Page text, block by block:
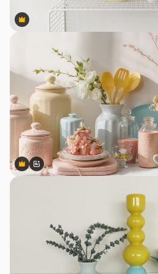
Premium
Premium
Premium
Premium
สร้างขึ้นโดย AI